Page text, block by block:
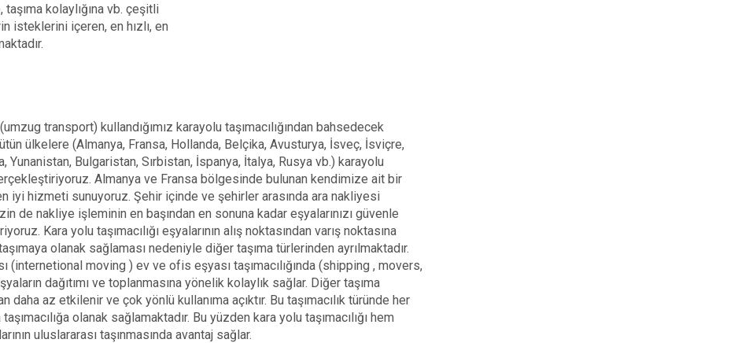
kolaylığına vb. çeşitli
isteklerini içeren, en hızlı, en
transport) kullandığımız karayolu taşımacılığından bahsedecek
ülkelere (Almanya, Fransa, Hollanda, Belçika, Avusturya, İsveç, İsviçre,
Yunanistan, Bulgaristan, Sırbistan, İspanya, İtalya, Rusya vb.) karayolu
Almanya ve Fransa bölgesinde bulunan kendimize ait bir
iyi hizmeti sunuyoruz. Şehir içinde ve şehirler arasında ara nakliyesi
de nakliye işleminin en başından en sonuna kadar eşyalarınızı güvenle
Kara yolu taşımacılığı eşyalarının alış noktasından varış noktasına
olanak sağlaması nedeniyle diğer taşıma türlerinden ayrılmaktadır.
(internetional moving ) ev ve ofis eşyası taşımacılığında (shipping , movers,
dağıtımı ve toplanmasına yönelik kolaylık sağlar. Diğer taşıma
daha az etkilenir ve çok yönlü kullanıma açıktır. Bu taşımacılık türünde her
olanak sağlamaktadır. Bu yüzden kara yolu taşımacılığı hem
uluslararası taşınmasında avantaj sağlar.